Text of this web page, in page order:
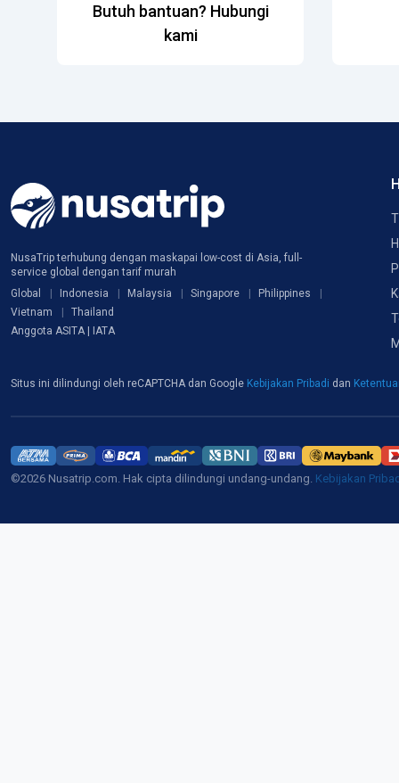
Butuh bantuan? Hubungi
kami
NusaTrip terhubung dengan maskapai low-cost di Asia, full-
service global dengan tarif murah
Global
Indonesia Malaysia Singapore
Philippines
Vietnam
Thailand
Anggota ASITA | IATA
Situs ini dilindungi oleh reCAPTCHA dan Google Kebijakan Pribadi dan
©2026 Nusatrip.com. Hak cipta dilindungi undang-undang. Kebijakan